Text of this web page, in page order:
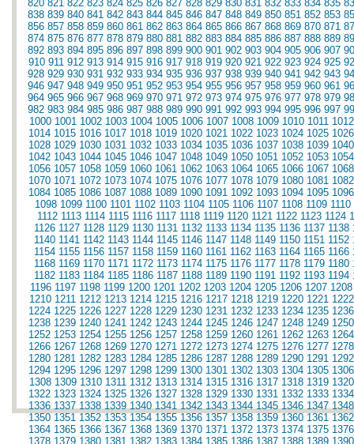
820 821 822 823 824 825 826 827 828 829 830 831 832 833 834 835
838 839 840 841 842 843 844 845 846 847 848 849 850 851 852 853
856 857 858 859 860 861 862 863 864 865 866 867 868 869 870 871
874 875 876 877 878 879 880 881 882 883 884 885 886 887 888 889
892 893 894 895 896 897 898 899 900 901 902 903 904 905 906 907
910 911 912 913 914 915 916 917 918 919 920 921 922 923 924 925
928 929 930 931 932 933 934 935 936 937 938 939 940 941 942 943
946 947 948 949 950 951 952 953 954 955 956 957 958 959 960 961
964 965 966 967 968 969 970 971 972 973 974 975 976 977 978 979
982 983 984 985 986 987 988 989 990 991 992 993 994 995 996 997
1000 1001 1002 1003 1004 1005 1006 1007 1008 1009 1010 1011 1012
1014 1015 1016 1017 1018 1019 1020 1021 1022 1023 1024 1025 1026
1028 1029 1030 1031 1032 1033 1034 1035 1036 1037 1038 1039 1040
1042 1043 1044 1045 1046 1047 1048 1049 1050 1051 1052 1053 1054
1056 1057 1058 1059 1060 1061 1062 1063 1064 1065 1066 1067 1068
1070 1071 1072 1073 1074 1075 1076 1077 1078 1079 1080 1081 1082
1084 1085 1086 1087 1088 1089 1090 1091 1092 1093 1094 1095 1096
1098 1099 1100 1101 1102 1103 1104 1105 1106 1107 1108 1109 1110
1112 1113 1114 1115 1116 1117 1118 1119 1120 1121 1122 1123 1124
1126 1127 1128 1129 1130 1131 1132 1133 1134 1135 1136 1137 1138
1140 1141 1142 1143 1144 1145 1146 1147 1148 1149 1150 1151 1152
1154 1155 1156 1157 1158 1159 1160 1161 1162 1163 1164 1165 1166
1168 1169 1170 1171 1172 1173 1174 1175 1176 1177 1178 1179 1180
1182 1183 1184 1185 1186 1187 1188 1189 1190 1191 1192 1193 1194
1196 1197 1198 1199 1200 1201 1202 1203 1204 1205 1206 1207 1208
1210 1211 1212 1213 1214 1215 1216 1217 1218 1219 1220 1221 1222
1224 1225 1226 1227 1228 1229 1230 1231 1232 1233 1234 1235 1236
1238 1239 1240 1241 1242 1243 1244 1245 1246 1247 1248 1249 1250
1252 1253 1254 1255 1256 1257 1258 1259 1260 1261 1262 1263 1264
1266 1267 1268 1269 1270 1271 1272 1273 1274 1275 1276 1277 1278
1280 1281 1282 1283 1284 1285 1286 1287 1288 1289 1290 1291 1292
1294 1295 1296 1297 1298 1299 1300 1301 1302 1303 1304 1305 1306
1308 1309 1310 1311 1312 1313 1314 1315 1316 1317 1318 1319 1320
1322 1323 1324 1325 1326 1327 1328 1329 1330 1331 1332 1333 1334
1336 1337 1338 1339 1340 1341 1342 1343 1344 1345 1346 1347 1348
1350 1351 1352 1353 1354 1355 1356 1357 1358 1359 1360 1361 1362
1364 1365 1366 1367 1368 1369 1370 1371 1372 1373 1374 1375 1376
1378 1379 1380 1381 1382 1383 1384 1385 1386 1387 1388 1389 1390